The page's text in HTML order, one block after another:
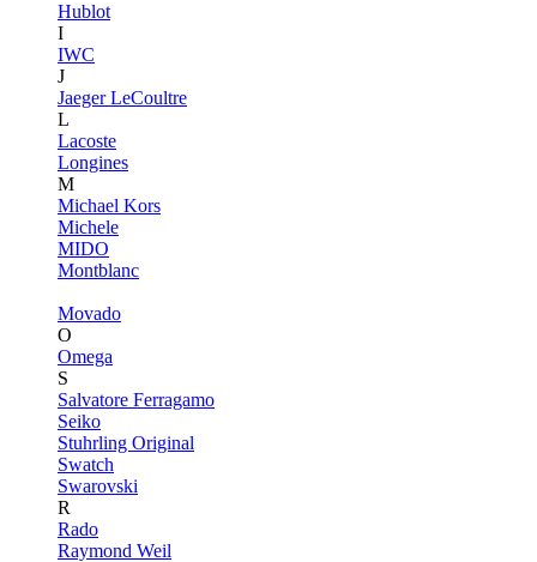
Hublot
I
IWC
J
Jaeger LeCoultre
L
Lacoste
Longines
M
Michael Kors
Michele
MIDO
Montblanc
Movado
O
Omega
S
Salvatore Ferragamo
Seiko
Stuhrling Original
Swatch
Swarovski
R
Rado
Raymond Weil